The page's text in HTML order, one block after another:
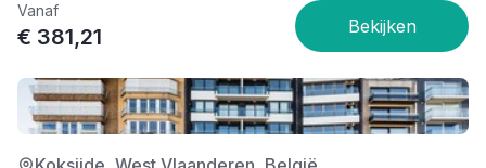
Vanaf
€ 381,21
5/5